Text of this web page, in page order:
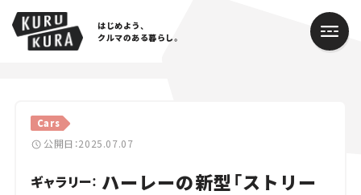
はじめよう、
クルマのある暮らし。
Cars
公開日：2025.07.07
ギャラリー： ハーレーの新型「ストリー
Cars
Lifestyle